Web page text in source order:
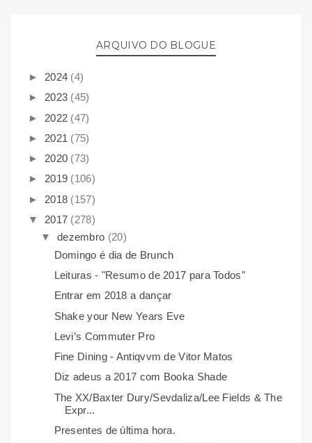
ARQUIVO DO BLOGUE
► 2024 (4)
► 2023 (45)
► 2022 (47)
► 2021 (75)
► 2020 (73)
► 2019 (106)
► 2018 (157)
▼ 2017 (278)
▼ dezembro (20)
Domingo é dia de Brunch
Leituras - "Resumo de 2017 para Todos"
Entrar em 2018 a dançar
Shake your New Years Eve
Levi’s Commuter Pro
Fine Dining - Antiqvvm de Vitor Matos
Diz adeus a 2017 com Booka Shade
The XX/Baxter Dury/Sevdaliza/Lee Fields & The
Expr...
Presentes de última hora.